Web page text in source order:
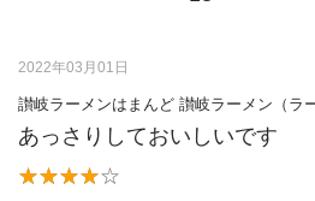
2022年03月01日
讃岐ラーメンはまんど 讃岐ラーメン（ラ
あっさりしておいしいです